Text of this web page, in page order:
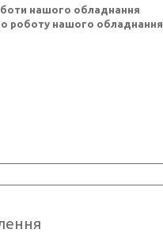
нашого обладнання
роботу нашого обладнання